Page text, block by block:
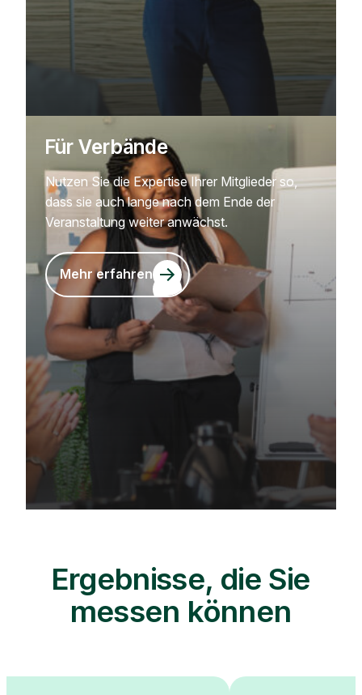
Für Verbände
Nutzen Sie die Expertise Ihrer Mitglieder so,
dass sie auch lange nach dem Ende der
Veranstaltung weiter anwächst.
Mehr erfahren
Ergebnisse, die Sie
messen können